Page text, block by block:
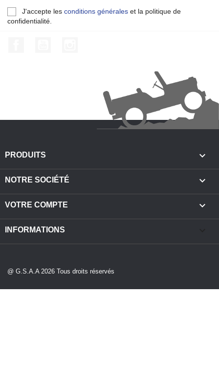
J'accepte les conditions générales et la politique de
confidentialité.
PRODUITS 
NOTRE SOCIÉTÉ 
VOTRE COMPTE 
INFORMATIONS
@ G.S.A.A 2026 Tous droits réservés